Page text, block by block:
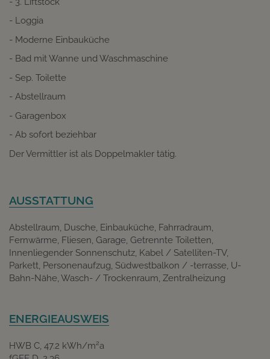
- Loggia
- Moderne Einbauküche
- Bad mit Wanne und Waschmaschine
- Sep. Toilette
- Abstellraum
- Garagenbox
- Ab sofort beziehbar
Der Vermittler ist als Doppelmakler tätig.
AUSSTATTUNG
Abstellraum Dusche Einbauküche Fahrradraum
Fernwärme Fliesen Garage Getrennte Toiletten
Innenliegender Sonnenschutz Kabel / Satelliten-TV
Parkett Personenaufzug Südwestbalkon / -terrasse U-
Bahn-Nähe Wasch- / Trockenraum Zentralheizung
ENERGIEAUSWEIS
HWB C, 47.2 kWh/m2a